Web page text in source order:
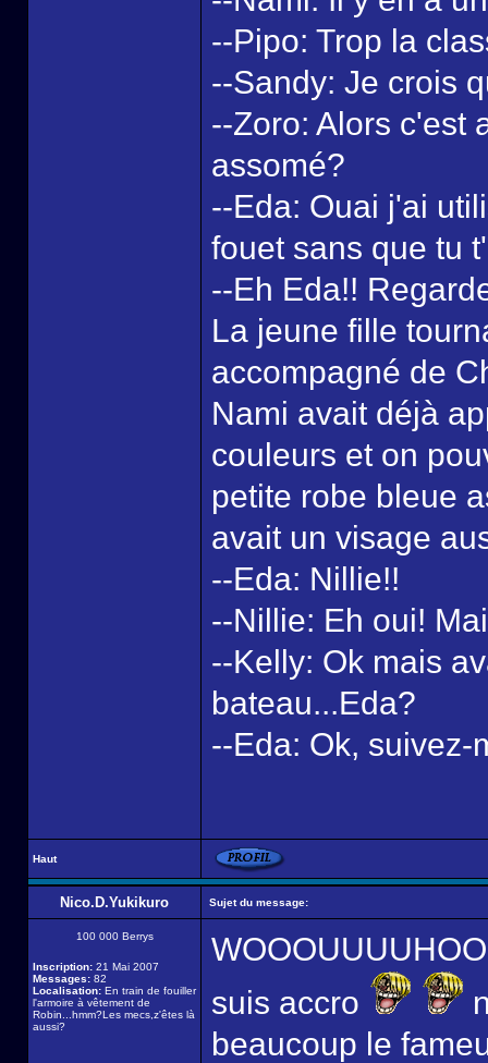
--Pipo: Trop la
--Sandy: Je crois
--Zoro: Alors c'est
assomé?
--Eda: Ouai j'ai
fouet sans que tu
--Eh Eda!!
La jeune fille
accompagné de
Nami avait déjà
couleurs et on
petite robe bleue
avait un visage
--Eda: Nillie!!
--Nillie: Eh oui!
--Kelly: Ok mais
bateau...Eda?
--Eda: Ok, suivez-
Haut
Nico.D.Yukikuro Sujet du message:
100 000 Berrys
Inscription: 21 Mai 2007
Messages: 82
Localisation: En train de fouiller
l'armoire à vêtement de
Robin...hmm?Les mecs,z'êtes là
aussi?
suis accro
beaucoup le